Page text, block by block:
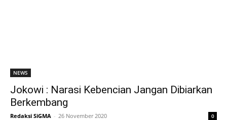
NEWS
Jokowi : Narasi Kebencian Jangan Dibiarkan
Berkembang
Redaksi SiGMA - 26 November 2020 0